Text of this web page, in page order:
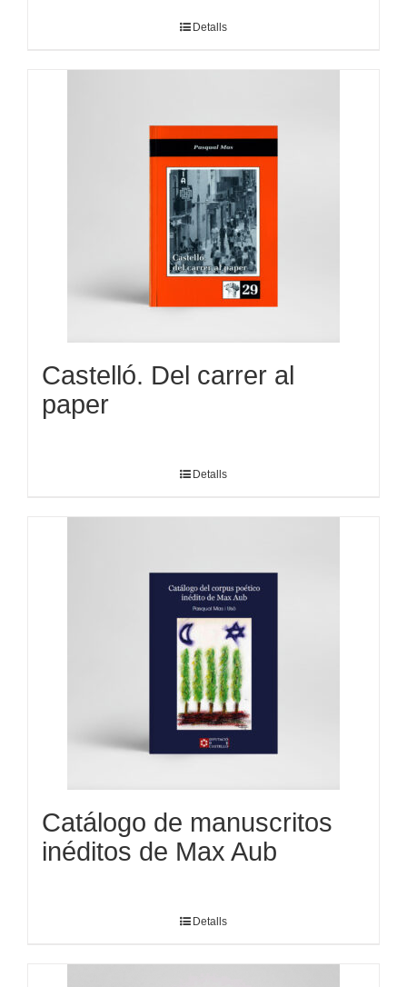
Detalls
Castelló. Del carrer al
paper
Detalls
Catálogo de manuscritos
inéditos de Max Aub
Detalls